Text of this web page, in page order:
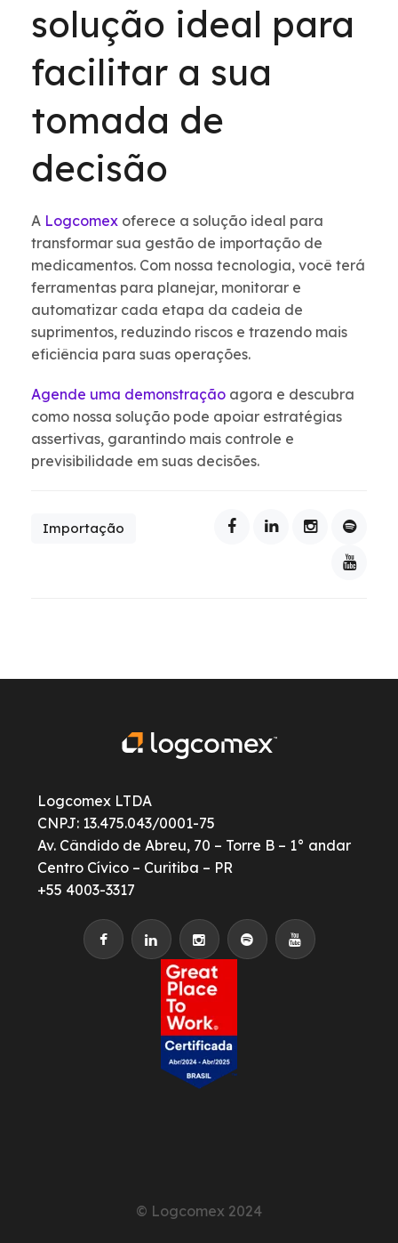
solução ideal para
facilitar a sua
tomada de
decisão
A Logcomex oferece a solução ideal para
transformar sua gestão de importação de
medicamentos. Com nossa tecnologia, você terá
ferramentas para planejar, monitorar e
automatizar cada etapa da cadeia de
suprimentos, reduzindo riscos e trazendo mais
eficiência para suas operações.
Agende uma demonstração agora e descubra
como nossa solução pode apoiar estratégias
assertivas, garantindo mais controle e
previsibilidade em suas decisões.
Importação
Logcomex LTDA
CNPJ: 13.475.043/0001-75
Av. Cândido de Abreu, 70 – Torre B – 1° andar
Centro Cívico – Curitiba – PR
+55 4003-3317
© Logcomex 2024